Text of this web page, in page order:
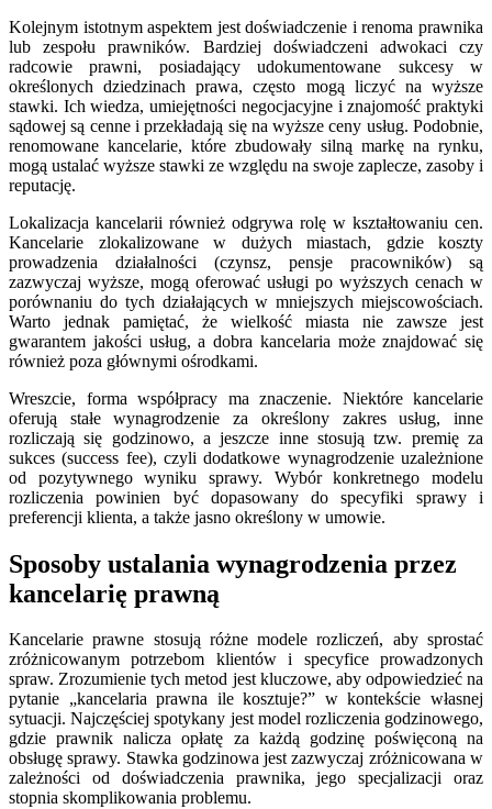
Kolejnym istotnym aspektem jest doświadczenie i renoma prawnika
lub zespołu prawników. Bardziej doświadczeni adwokaci czy
radcowie prawni, posiadający udokumentowane sukcesy w
określonych dziedzinach prawa, często mogą liczyć na wyższe
stawki. Ich wiedza, umiejętności negocjacyjne i znajomość praktyki
sądowej są cenne i przekładają się na wyższe ceny usług. Podobnie,
renomowane kancelarie, które zbudowały silną markę na rynku,
mogą ustalać wyższe stawki ze względu na swoje zaplecze, zasoby i
reputację.
Lokalizacja kancelarii również odgrywa rolę w kształtowaniu cen.
Kancelarie zlokalizowane w dużych miastach, gdzie koszty
prowadzenia działalności (czynsz, pensje pracowników) są
zazwyczaj wyższe, mogą oferować usługi po wyższych cenach w
porównaniu do tych działających w mniejszych miejscowościach.
Warto jednak pamiętać, że wielkość miasta nie zawsze jest
gwarantem jakości usług, a dobra kancelaria może znajdować się
również poza głównymi ośrodkami.
Wreszcie, forma współpracy ma znaczenie. Niektóre kancelarie
oferują stałe wynagrodzenie za określony zakres usług, inne
rozliczają się godzinowo, a jeszcze inne stosują tzw. premię za
sukces (success fee), czyli dodatkowe wynagrodzenie uzależnione
od pozytywnego wyniku sprawy. Wybór konkretnego modelu
rozliczenia powinien być dopasowany do specyfiki sprawy i
preferencji klienta, a także jasno określony w umowie.
Sposoby ustalania wynagrodzenia przez
kancelarię prawną
Kancelarie prawne stosują różne modele rozliczeń, aby sprostać
zróżnicowanym potrzebom klientów i specyfice prowadzonych
spraw. Zrozumienie tych metod jest kluczowe, aby odpowiedzieć na
pytanie „kancelaria prawna ile kosztuje?” w kontekście własnej
sytuacji. Najczęściej spotykany jest model rozliczenia godzinowego,
gdzie prawnik nalicza opłatę za każdą godzinę poświęconą na
obsługę sprawy. Stawka godzinowa jest zazwyczaj zróżnicowana w
zależności od doświadczenia prawnika, jego specjalizacji oraz
stopnia skomplikowania problemu.